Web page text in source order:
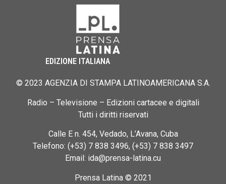
EDIZIONE ITALIANA
© 2023 AGENZIA DI STAMPA LATINOAMERICANA S.A.
Radio – Televisione – Edizioni cartacee e digitali
Tutti i diritti riservati
Calle E n. 454, Vedado, L’Avana, Cuba
Telefono: (+53) 7 838 3496, (+53) 7 838 3497
Email: ida@prensa-latina.cu
Prensa Latina © 2021